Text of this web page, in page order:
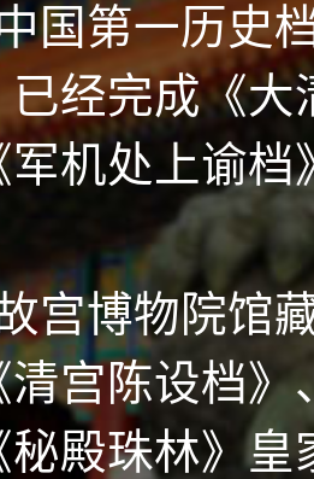
国第一历史
经完成《
机处上谕
宫博物院馆
宫陈设档
秘殿珠林》